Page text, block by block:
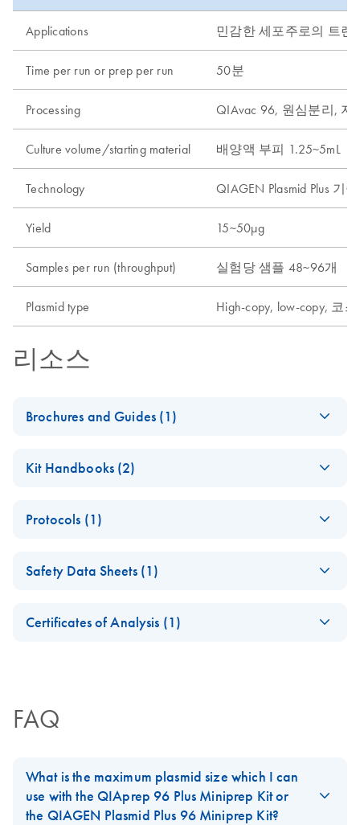
Applications 민감한 세포주로의 트랜
Time per run or prep per run 50분
Processing QIAvac 96, 원심분리, 자
Culture volume/starting material 배양액 부피 1.25~5mL
Technology QIAGEN Plasmid Plus 기술
Yield 15~50µg
Samples per run (throughput) 실험당 샘플 48~96개
Plasmid type High-copy, low-copy, 코
리소스
Brochures and Guides (1)
QIAGEN® Plasmid
and BioRobot® Kits
Kit Handbooks (2)
Plasmid-Plus-96-
ルとトラブルシュー
ティング
QIAGEN Plasmid Plus 96 BioRobot Kit
Handbook
Protocols (1)
Plus 96 Miniprep Kit
Safety Data Sheets (1)
Certificates of Analysis (1)
FAQ
What is the maximum plasmid size which I can
use with the QIAprep 96 Plus Miniprep Kit or
the QIAGEN Plasmid Plus 96 Miniprep Kit?